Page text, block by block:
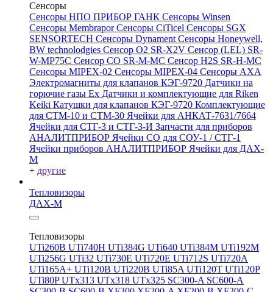
Сенсоры
Сенсоры НПО ПРИБОР ГАНК Сенсоры Winsen
Сенсоры MembraporСенсоры CiTicel Сенсоры SGX
SENSORTECH Сенсоры Dynament Сенсоры Honeywell,
BW technolodgies Сенсор O2 SR-X2V Сенсор (LEL) SR-
W-MP75C Сенсор CO SR-M-MC Сенсор H2S SR-H-MC
Сенсоры MIPEX-02 Сенсоры MIPEX-04 Сенсоры АХА
Электромагниты для клапанов КЭГ-9720 Датчики на
горючие газы Ex Датчики и комплектующие для Riken
Keiki Катушки для клапанов КЭГ-9720 Комплектующие
для СТМ-10 и СТМ-30 Ячейки для АНКАТ-7631/7664
Ячейки для СТГ-3 и СТГ-3-И Запчасти для приборов
АНАЛИТПРИБОР Ячейки CO для СОУ-1 / СТГ-1
Ячейки приборов АНАЛИТПРИБОР Ячейки для ДАХ-
М
+ другие
Тепловизоры
ДАХ-М
Тепловизоры
UTi260В UTi740H UTi384G UTi640 UTi384M UTi192M
UTi256G UTi32 UTi730E UTi720E UTi712S UTi720A
UTi165A+ UTi120B UTi220B UTi85A UTi120T UTi120P
UTi80PUTx313 UTx318 UTx325 SC300-A SC600-A